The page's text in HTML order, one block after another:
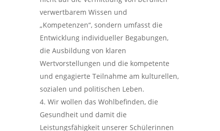
verwertbarem Wissen und
„Kompetenzen“, sondern umfasst die
Entwicklung individueller Begabungen,
die Ausbildung von klaren
Wertvorstellungen und die kompetente
und engagierte Teilnahme am kulturellen,
sozialen und politischen Leben.
Wir wollen das Wohlbefinden, die
Gesundheit und damit die
Leistungsfähigkeit unserer Schülerinnen